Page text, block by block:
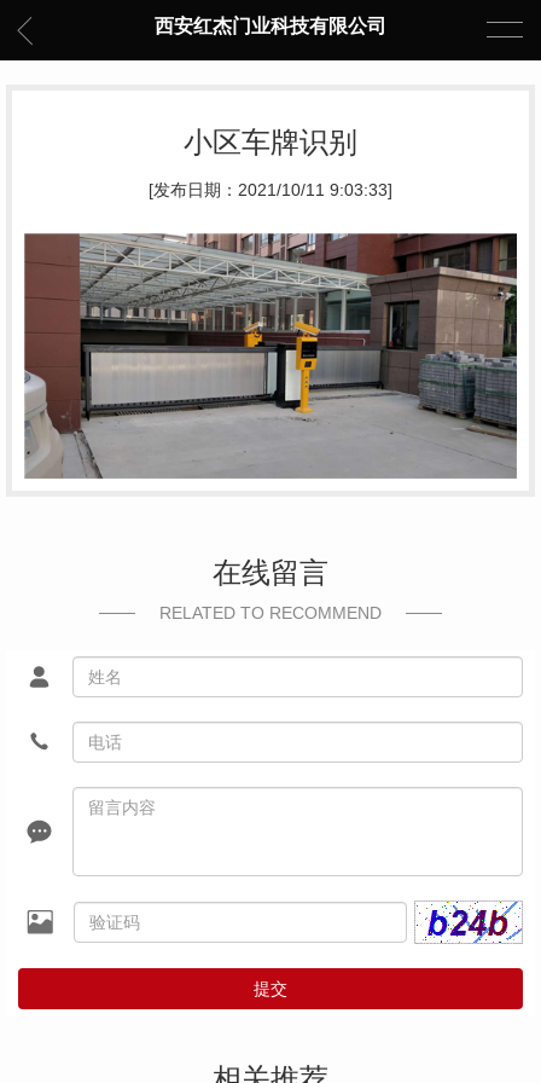
西安红杰门业科技有限公司
小区车牌识别
[发布日期：2021/10/11 9:03:33]
在线留言
RELATED TO RECOMMEND
提交